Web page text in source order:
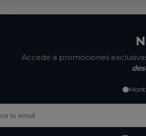
Accede a promociones